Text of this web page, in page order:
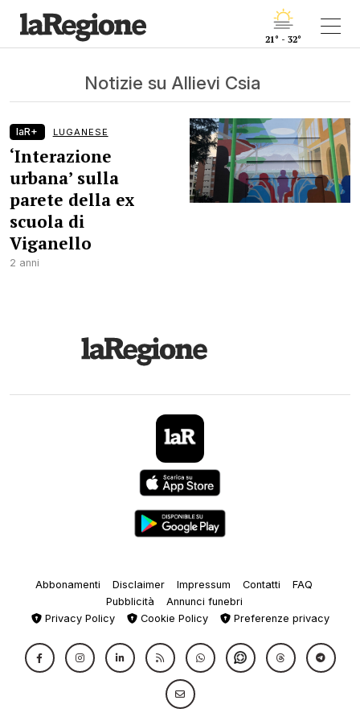
21° - 32°
Notizie su Allievi Csia
laR+ LUGANESE
‘Interazione
urbana’ sulla
parete della ex
scuola di
Viganello
2 anni
Abbonamenti Disclaimer Impressum Contatti
FAQ
Pubblicità
Annunci funebri
Privacy Policy
Cookie Policy Preferenze privacy